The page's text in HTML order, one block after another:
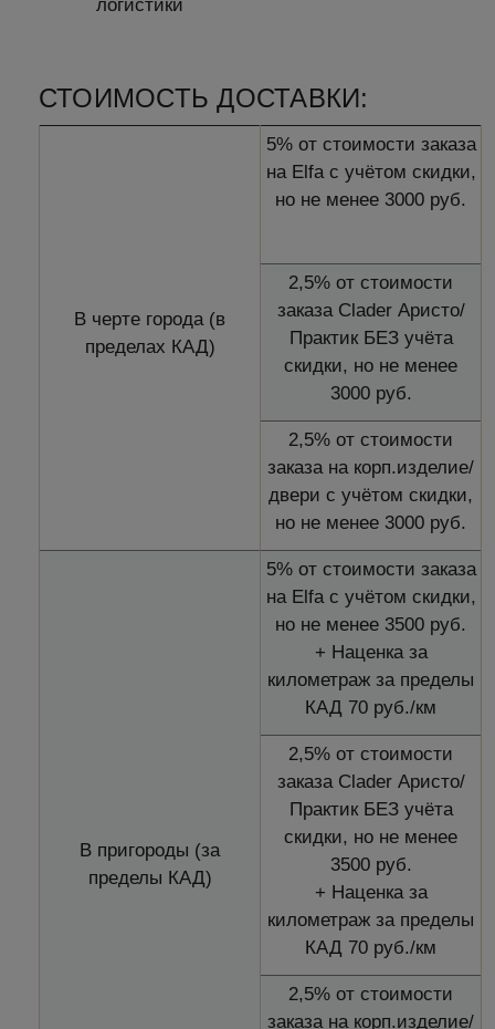
логистики
СТОИМОСТЬ ДОСТАВКИ:
В черте города (в
пределах КАД)
5% от стоимости заказа
на Elfa с учётом скидки,
но не менее 3000 руб.
2,5% от стоимости
заказа Clader Аристо/
Практик БЕЗ учёта
скидки, но не менее
3000 руб.
2,5% от стоимости
заказа на корп.изделие/
двери с учётом скидки,
но не менее 3000 руб.
В пригороды (за
пределы КАД)
5% от стоимости заказа
на Elfa с учётом скидки,
но не менее 3500 руб.
+ Наценка за
километраж за пределы
КАД 70 руб./км
2,5% от стоимости
заказа Clader Аристо/
Практик БЕЗ учёта
скидки, но не менее
3500 руб.
+ Наценка за
километраж за пределы
КАД 70 руб./км
2,5% от стоимости
заказа на корп.изделие/